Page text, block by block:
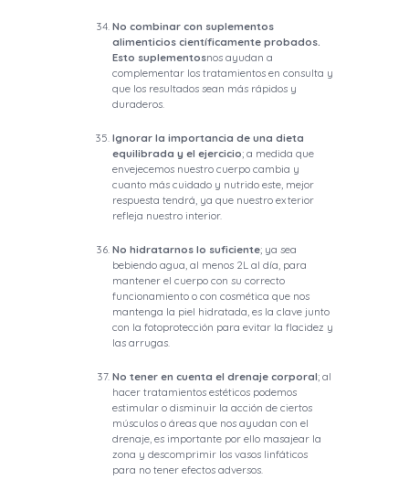
No combinar con suplementos
alimenticios científicamente probados.
Esto suplementosnos ayudan a
complementar los tratamientos en consulta y
que los resultados sean más rápidos y
duraderos.
Ignorar la importancia de una dieta
equilibrada y el ejercicio; a medida que
envejecemos nuestro cuerpo cambia y
cuanto más cuidado y nutrido este, mejor
respuesta tendrá, ya que nuestro exterior
refleja nuestro interior.
No hidratarnos lo suficiente; ya sea
bebiendo agua, al menos 2L al día, para
mantener el cuerpo con su correcto
funcionamiento o con cosmética que nos
mantenga la piel hidratada, es la clave junto
con la fotoprotección para evitar la flacidez y
las arrugas.
No tener en cuenta el drenaje corporal; al
hacer tratamientos estéticos podemos
estimular o disminuir la acción de ciertos
músculos o áreas que nos ayudan con el
drenaje, es importante por ello masajear la
zona y descomprimir los vasos linfáticos
para no tener efectos adversos.